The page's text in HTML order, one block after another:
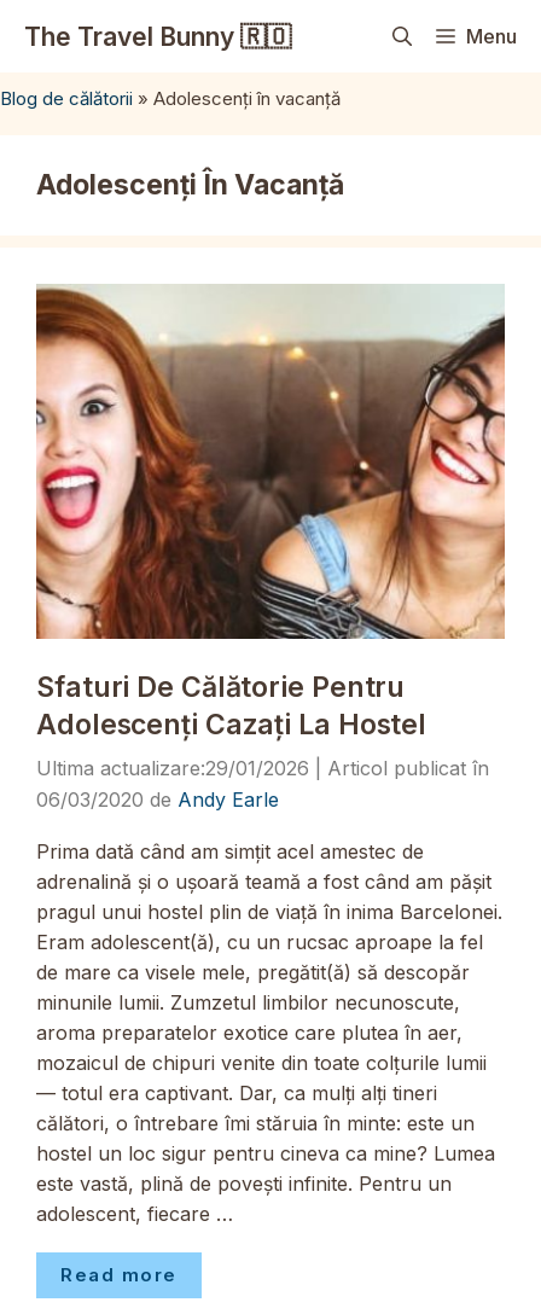
The Travel Bunny 🇷🇴 Menu
Blog de călătorii » Adolescenți în vacanță
Adolescenți În Vacanță
Sfaturi De Călătorie Pentru
Adolescenți Cazați La Hostel
29/01/2026
06/03/2020 de Andy Earle
Prima dată când am simțit acel amestec de
adrenalină și o ușoară teamă a fost când am pășit
pragul unui hostel plin de viață în inima Barcelonei.
Eram adolescent(ă), cu un rucsac aproape la fel
de mare ca visele mele, pregătit(ă) să descopăr
minunile lumii. Zumzetul limbilor necunoscute,
aroma preparatelor exotice care plutea în aer,
mozaicul de chipuri venite din toate colțurile lumii
— totul era captivant. Dar, ca mulți alți tineri
călători, o întrebare îmi stăruia în minte: este un
hostel un loc sigur pentru cineva ca mine? Lumea
este vastă, plină de povești infinite. Pentru un
adolescent, fiecare …
Read more